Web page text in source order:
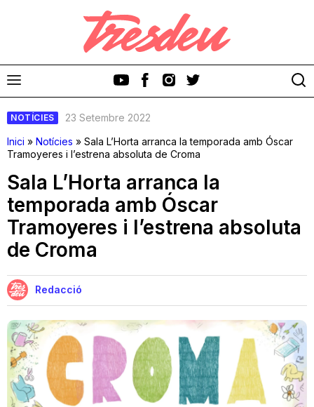
Discos
Videoclips
Teatre
NOTÍCIES
23 Setembre 2022
Inici » Notícies » Sala L’Horta arranca la temporada amb Óscar
Tramoyeres i l’estrena absoluta de Croma
Sala L’Horta arranca la
temporada amb Óscar
Tramoyeres i l’estrena absoluta
de Croma
Redacció